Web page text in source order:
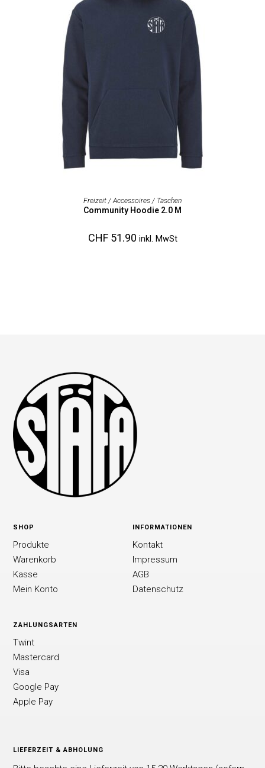
AUSFÜHRUNG WÄHLEN
Freizeit / Accessoires / Taschen
Community Hoodie 2.0 M
CHF51.90 inkl. MwSt
SHOP
Produkte
Warenkorb
Kasse
Mein Konto
INFORMATIONEN
Kontakt
Impressum
AGB
Datenschutz
ZAHLUNGSARTEN
Twint
Mastercard
Visa
Google Pay
Apple Pay
LIEFERZEIT & ABHOLUNG